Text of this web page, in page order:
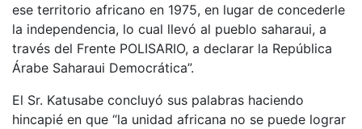
ese territorio africano en 1975, en lugar de concederle
la independencia, lo cual llevó al pueblo saharaui, a
través del Frente POLISARIO, a declarar la República
Árabe Saharaui Democrática”.
El Sr. Katusabe concluyó sus palabras haciendo
hincapié en que “la unidad africana no se puede lograr